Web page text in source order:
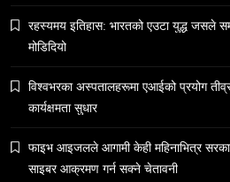
समाज
February 28,
रहस्यमय इतिहास: भारतको एउटा युद्ध जसले
मोडिदियो
विश्वभरका अस्पतालहरूमा एआईको प्रयोग
कार्यक्षमता सुधार
फाइभ आइजलले आगामी केही महिनाभित्र
साइबर आक्रमण गर्न सक्ने चेतावनी